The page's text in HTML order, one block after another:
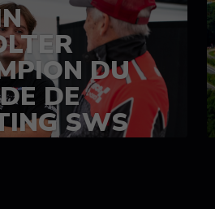
DU
DE
SWS